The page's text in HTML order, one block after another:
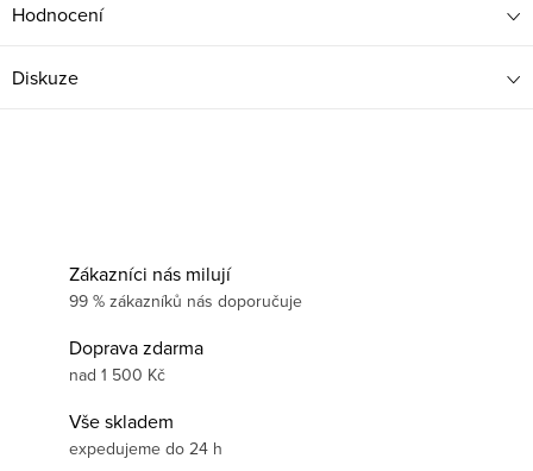
Hodnocení
Diskuze
Zákazníci nás milují
99 % zákazníků nás doporučuje
Doprava zdarma
nad 1 500 Kč
Vše skladem
expedujeme do 24 h